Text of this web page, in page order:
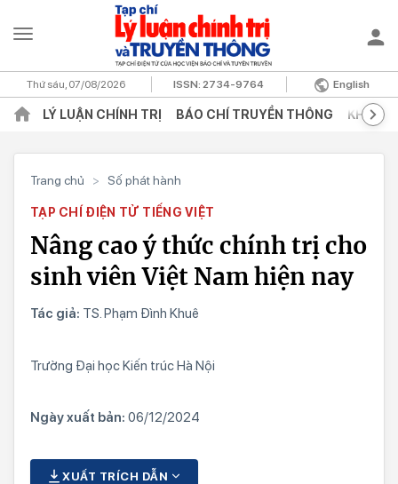
Thứ sáu, 07/08/2026 ISSN:2734-9764 English
LÝ LUẬN CHÍNH TRỊ BÁO CHÍ TRUYỀN THÔNG KHOA
Trang chủ > Số phát hành
TẠP CHÍ ĐIỆN TỬ TIẾNG VIỆT
Nâng cao ý thức chính trị cho
sinh viên Việt Nam hiện nay
Tác giả: TS. Phạm Đình Khuê
Trường Đại học Kiến trúc Hà Nội
Ngày xuất bản: 06/12/2024
XUẤT TRÍCH DẪN